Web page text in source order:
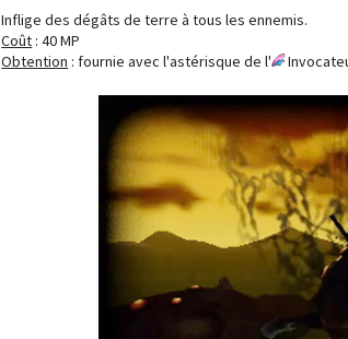
Inflige des dégâts de terre à tous les ennemis.
Coût : 40 MP
Obtention : fournie avec l'astérisque de l'